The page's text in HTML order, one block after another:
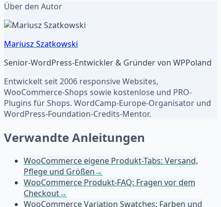
Über den Autor
Mariusz Szatkowski
Senior-WordPress-Entwickler & Gründer von WPPoland
Entwickelt seit 2006 responsive Websites,
WooCommerce-Shops sowie kostenlose und PRO-
Plugins für Shops. WordCamp-Europe-Organisator und
WordPress-Foundation-Credits-Mentor.
Verwandte Anleitungen
WooCommerce eigene Produkt-Tabs: Versand,
Pflege und Größen→
WooCommerce Produkt-FAQ: Fragen vor dem
Checkout→
WooCommerce Variation Swatches: Farben und